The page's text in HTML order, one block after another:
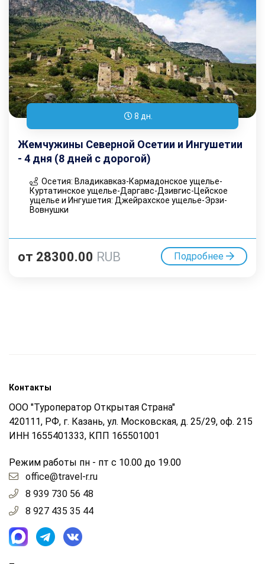
8 дн.
Жемчужины Северной Осетии и Ингушетии
- 4 дня (8 дней с дорогой)
Осетия: Владикавказ-Кармадонское ущелье-
Куртатинское ущелье-Даргавс-Дзивгис-Цейское
ущелье и Ингушетия: Джейрахское ущелье-Эрзи-
Вовнушки
от 28300.00 RUB Подробнее
Контакты
ООО "Туроператор Открытая Страна"
420111, РФ, г. Казань, ул. Московская, д. 25/29, оф. 215
ИНН 1655401333, КПП 165501001
Режим работы пн - пт с 10.00 до 19.00
office@travel-r.ru
8 939 730 56 48
8 927 435 35 44